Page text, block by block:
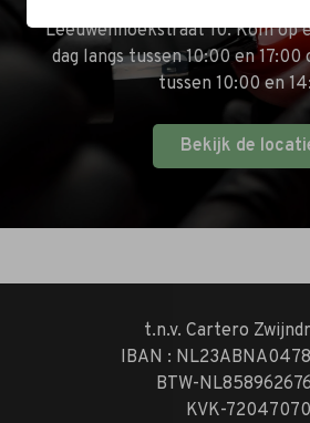
Leeuwenhoekstraat 10. Kom op
dag langs tussen 10:00 en
tussen 10:00 en
Bekijk de
t.n.v. Cartero
IBAN :
BTW-
KVK-72047070